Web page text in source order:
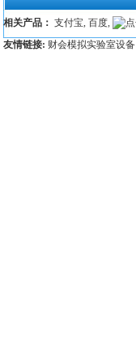
相关产品： 支付宝, 百度,
友情链接: 财会模拟实验室设备